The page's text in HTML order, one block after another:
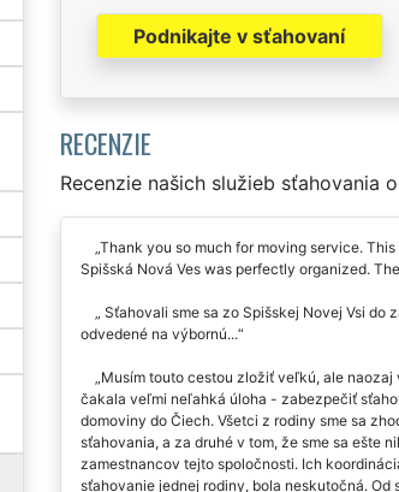
Podnikajte v sťahovaní
RECENZIE
Recenzie našich služieb sťahovania
Thank you so much for moving service.
Spišská Nová Ves was perfectly organized.
Sťahovali sme sa zo Spišskej Novej Vsi do
odvedené na výbornú...
Musím touto cestou zložiť veľkú, ale naozaj
čakala veľmi neľahká úloha - zabezpečiť
domoviny do Čiech. Všetci z rodiny sme sa
sťahovania, a za druhé v tom, že sme sa ešte
zamestnancov tejto spoločnosti. Ich
sťahovanie jednej rodiny, bola neskutočná.